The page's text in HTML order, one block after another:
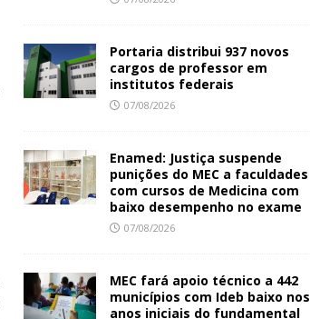
Portaria distribui 937 novos
cargos de professor em
institutos federais
07/08/2026
Enamed: Justiça suspende
punições do MEC a faculdades
com cursos de Medicina com
baixo desempenho no exame
07/08/2026
MEC fará apoio técnico a 442
municípios com Ideb baixo nos
anos iniciais do fundamental